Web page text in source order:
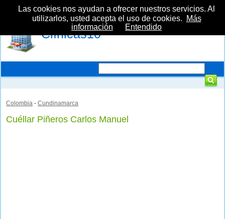
Clínicas10
Colombia - Cundinamarca
Cuéllar Piñeros Carlos Manuel
Las cookies nos ayudan a ofrecer nuestros servicios. Al
utilizarlos, usted acepta el uso de cookies.
Más
información
Entendido